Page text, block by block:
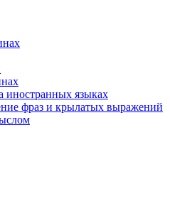
иностранных языках
фраз и крылатых выражений